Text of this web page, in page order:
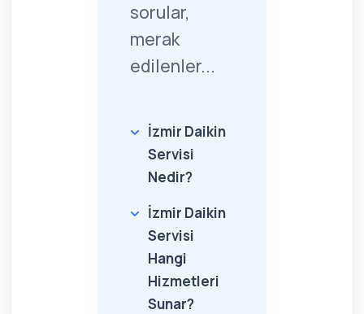
sorular,
merak
edilenler...
İzmir Daikin
Servisi
Nedir?
İzmir Daikin
Servisi
Hangi
Hizmetleri
Sunar?